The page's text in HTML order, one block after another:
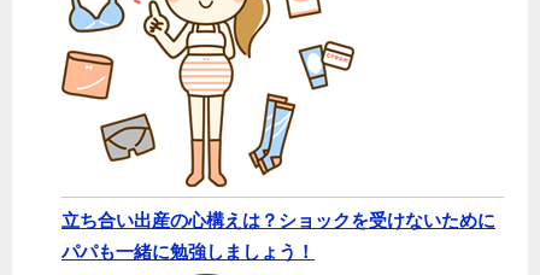
立ち合い出産の心構えは？ショックを受けないために
パパも一緒に勉強しましょう！